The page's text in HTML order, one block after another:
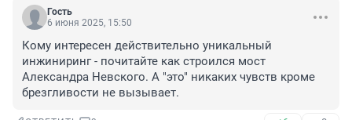
Гость
6 июня 2025, 15:50
Кому интересен действительно уникальный
инжиниринг - почитайте как строился мост
Александра Невского. А "это" никаких чувств кроме
брезгливости не вызывает.